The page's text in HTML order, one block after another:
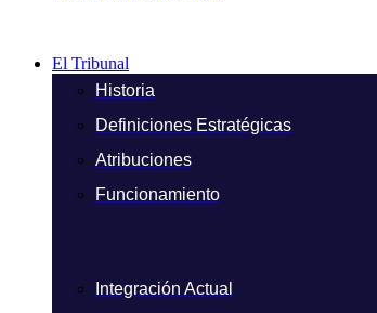
El Tribunal
Historia
Definiciones Estratégicas
Atribuciones
Funcionamiento
Integración Actual